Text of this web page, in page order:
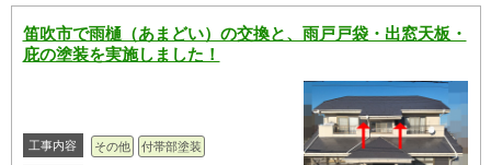
笛吹市で雨樋（あまどい）の交換と、雨戸戸袋・出窓天板・
庇の塗装を実施しました！
工事内容 その他 付帯部塗装